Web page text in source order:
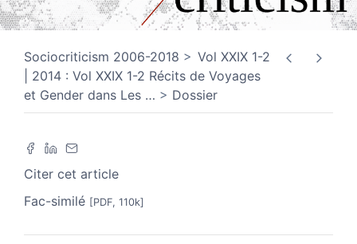
Sociocriticism 2006-2018
Vol XXIX 1-2
| 2014 : Vol XXIX 1-2 Récits de Voyages
et Gender dans Les … Dossier
Citer cet article
Fac-similé [PDF, 110k]